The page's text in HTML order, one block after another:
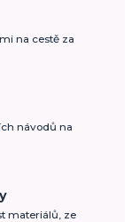
na cestě za
návodů na
materiálů, ze